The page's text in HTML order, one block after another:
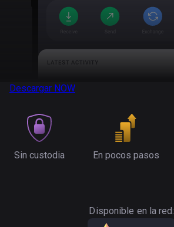
Descargar NOW
Sin custodia En pocos pasos
Disponible en la red: